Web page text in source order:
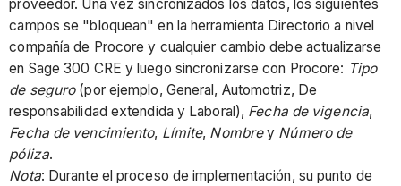
proveedor. Una vez sincronizados los datos, los siguientes
campos se "bloquean" en la herramienta Directorio a nivel
compañía de Procore y cualquier cambio debe actualizarse
en Sage 300 CRE y luego sincronizarse con Procore: Tipo
de seguro(por ejemplo, General, Automotriz, De
responsabilidad extendida y Laboral), Fecha de vigencia,
Fecha de vencimiento, Límite, Nombrey Número de
póliza.
Nota: Durante el proceso de implementación, su punto de